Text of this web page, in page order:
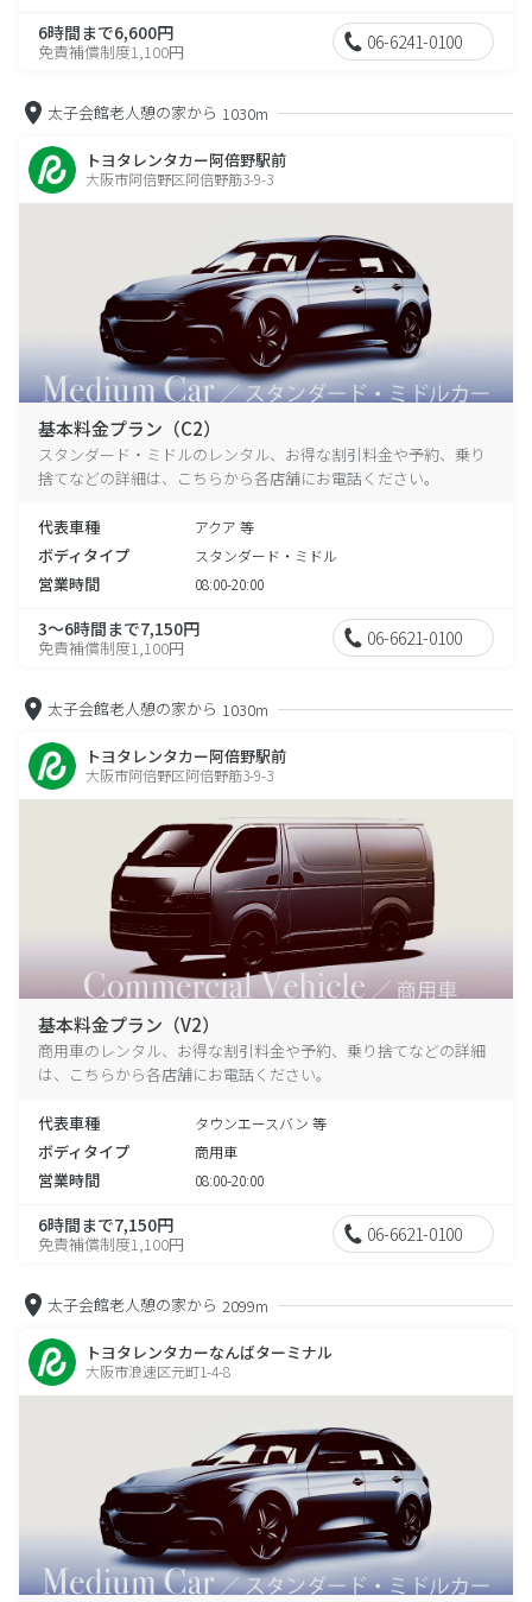
6時間まで6,600円
免責補償制度1,100円 06-6241-0100
太子会館老人憩の家から 1030m
トヨタレンタカー阿倍野駅前
大阪市阿倍野区阿倍野筋3-9-3
基本料金プラン（C2）
スタンダード・ミドルのレンタル、お得な割引料金や予約、乗り
捨てなどの詳細は、こちらから各店舗にお電話ください。
代表車種 アクア 等
ボディタイプ スタンダード・ミドル
営業時間 08:00-20:00
3～6時間まで7,150円
免責補償制度1,100円 06-6621-0100
太子会館老人憩の家から 1030m
トヨタレンタカー阿倍野駅前
大阪市阿倍野区阿倍野筋3-9-3
基本料金プラン（V2）
商用車のレンタル、お得な割引料金や予約、乗り捨てなどの詳細
は、こちらから各店舗にお電話ください。
代表車種 タウンエースバン 等
ボディタイプ 商用車
営業時間 08:00-20:00
6時間まで7,150円
免責補償制度1,100円 06-6621-0100
太子会館老人憩の家から 2099m
トヨタレンタカーなんばターミナル
大阪市浪速区元町1-4-8